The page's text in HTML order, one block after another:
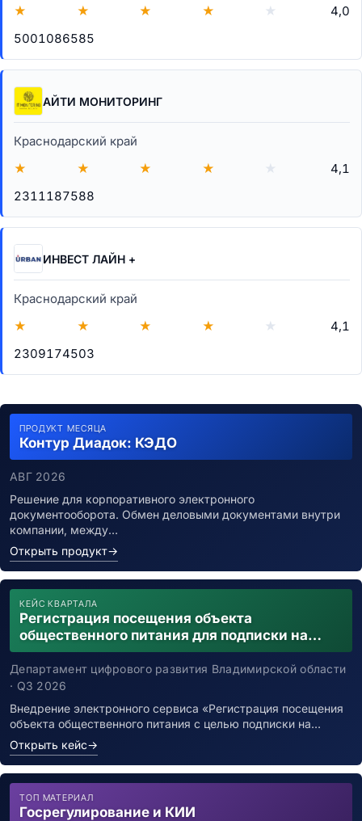
★ ★ ★ ★ ★
4,0
5001086585
АЙТИ МОНИТОРИНГ
Краснодарский край
★
★ ★ ★ ★
4,1
2311187588
ИНВЕСТ ЛАЙН +
Краснодарский край
★
★ ★ ★ ★
4,1
2309174503
ПРОДУКТ МЕСЯЦА
Контур Диадок: КЭДО
АВГ 2026
Решение для корпоративного электронного
документооборота. Обмен деловыми документами внутри
компании, между…
Открыть продукт→
КЕЙС КВАРТАЛА
Регистрация посещения объекта
общественного питания для подписки на
уведомления о возможном контакте с
заболевшим новой коронавирусной
инфекцией
Департамент цифрового развития Владимирской области
· Q3 2026
Внедрение электронного сервиса «Регистрация посещения
объекта общественного питания с целью подписки на…
Открыть кейс→
ТОП МАТЕРИАЛ
Госрегулирование и КИИ